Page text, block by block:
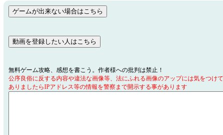
無料ゲーム攻略、感想を書こう。作者様への批判は禁止！
公序良俗に反する内容や違法な画像等、法にふれる画像のアップには気をつけ
ありましたらIPアドレス等の情報を警察まで開示する事があります